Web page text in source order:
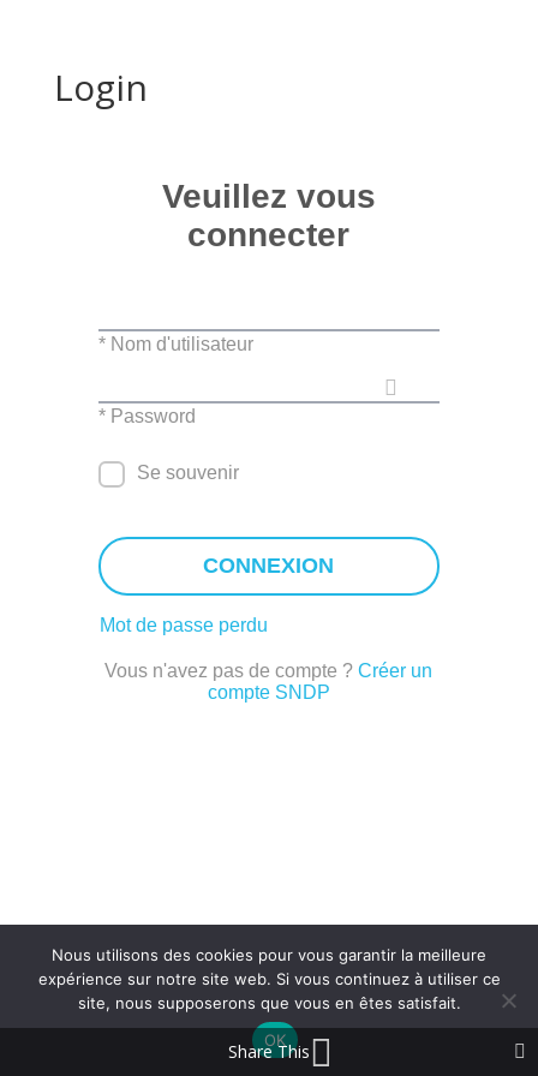
Login
Veuillez vous
connecter
* Nom d'utilisateur
* Password
Se souvenir
CONNEXION
Mot de passe perdu
Vous n'avez pas de compte ?Créer un
compte SNDP
Share This
Nous utilisons des cookies pour vous garantir la meilleure
expérience sur notre site web. Si vous continuez à utiliser ce
site, nous supposerons que vous en êtes satisfait.
OK